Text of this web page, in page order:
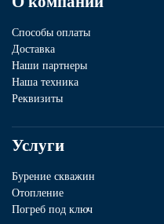
Способы оплаты
Доставка
Наши партнеры
Наша техника
Реквизиты
Услуги
Бурение скважин
Отопление
Погреб под ключ